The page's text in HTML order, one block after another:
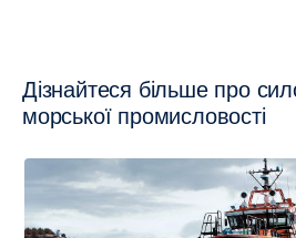
Дізнайтеся більше про силові рішення для
морської промисловості